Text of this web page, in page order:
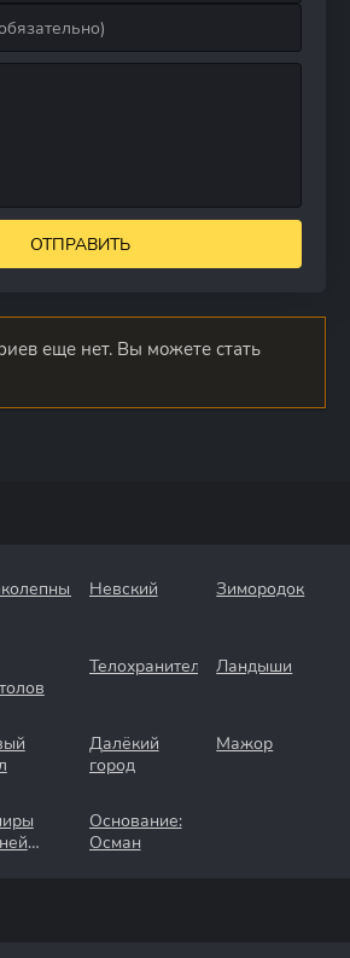
ОТПРАВИТЬ
еще нет. Вы можете стать
Невский Зимородок
Телохранители Ландыши
Далёкий
город
Мажор
Основание:
Осман